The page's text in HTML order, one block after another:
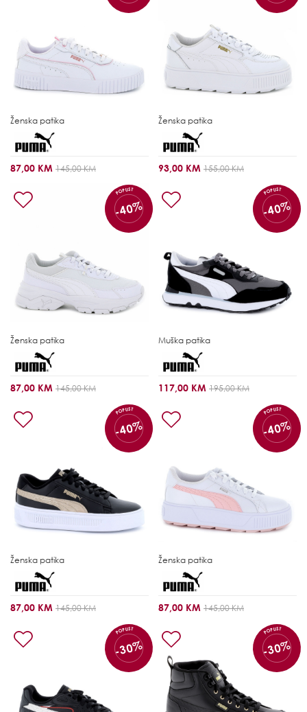
Ženska patika
87,00 KM 145,00 KM
Ženska patika
93,00 KM 155,00 KM
POPUST
-40%
Ženska patika
87,00 KM 145,00 KM
POPUST
-40%
Muška patika
117,00 KM 195,00 KM
POPUST
-40%
Ženska patika
87,00 KM 145,00 KM
POPUST
-40%
Ženska patika
87,00 KM 145,00 KM
POPUST
-30%
POPUST
-30%